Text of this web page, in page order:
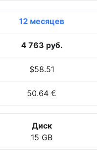
12 месяцев
4 763 руб.
$58.51
50.64 €
Диск
15 GB